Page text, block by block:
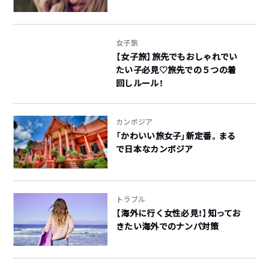
女子旅
【女子旅】旅先でもおしゃれでい
たい子必見♡旅先での５つの着
回しルール！
カンボジア
「かわいい旅女子」新定番。まる
で日本なカンボジア
トラブル
【海外に行く女性必見！】知ってお
きたい海外でのナンパ対策